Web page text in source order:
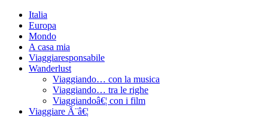
Italia
Europa
Mondo
A casa mia
Viaggiaresponsabile
Wanderlust
Viaggiando… con la musica
Viaggiando… tra le righe
Viaggiandoâ€¦ con i film
Viaggiare Ã¨â€¦